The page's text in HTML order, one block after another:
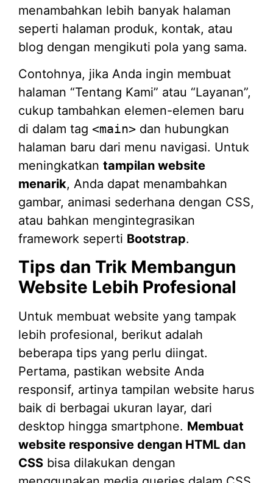
menambahkan lebih banyak halaman
seperti halaman produk, kontak, atau
blog dengan mengikuti pola yang sama.
Contohnya, jika Anda ingin membuat
halaman “Tentang Kami” atau “Layanan”,
cukup tambahkan elemen-elemen baru
di dalam tag <main> dan hubungkan
halaman baru dari menu navigasi. Untuk
meningkatkan tampilan website
menarik, Anda dapat menambahkan
gambar, animasi sederhana dengan CSS,
atau bahkan mengintegrasikan
framework seperti Bootstrap.
Tips dan Trik Membangun
Website Lebih Profesional
Untuk membuat website yang tampak
lebih profesional, berikut adalah
beberapa tips yang perlu diingat.
Pertama, pastikan website Anda
responsif, artinya tampilan website harus
baik di berbagai ukuran layar, dari
desktop hingga smartphone. Membuat
website responsive dengan HTML dan
CSS bisa dilakukan dengan